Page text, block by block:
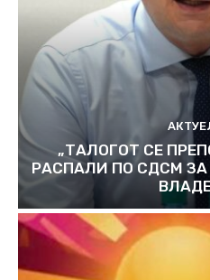
„ТАЛОГОТ СЕ
РАСПАЛИ ПО СДСМ